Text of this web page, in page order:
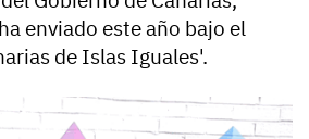
enviado este año bajo el
de Islas Iguales'.